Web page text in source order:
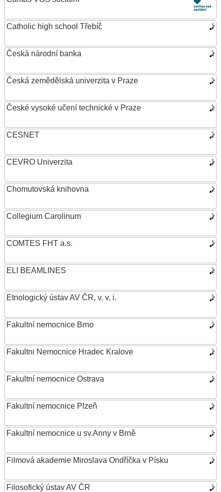
Catholic high school Třebíč
Česká národní banka
Česká zemědělská univerzita v Praze
České vysoké učení technické v Praze
CESNET
CEVRO Univerzita
Chomutovská knihovna
Collegium Carolinum
COMTES FHT a.s.
ELI BEAMLINES
Etnologický ústav AV ČR, v. v. i.
Fakultní nemocnice Brno
Fakultni Nemocnice Hradec Kralove
Fakultní nemocnice Ostrava
Fakultní nemocnice Plzeň
Fakultní nemocnice u sv.Anny v Brně
Filmová akademie Miroslava Ondříčka v Písku
Filosofický ústav AV ČR